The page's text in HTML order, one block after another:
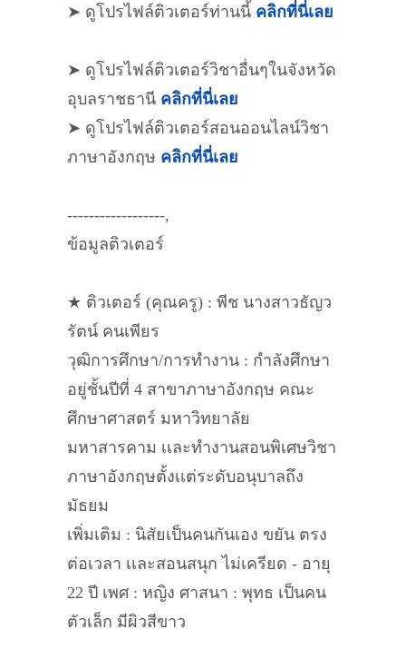
➤ ดูโปรไฟล์ติวเตอร์ท่านนี้ คลิกที่นี่เลย
➤ ดูโปรไฟล์ติวเตอร์วิชาอื่นๆในจังหวัด
อุบลราชธานี คลิกที่นี่เลย
➤ ดูโปรไฟล์ติวเตอร์สอนออนไลน์วิชา
ภาษาอังกฤษ คลิกที่นี่เลย
------------------,
ข้อมูลติวเตอร์
★ ติวเตอร์ (คุณครู) : พีช นางสาวธัญว
รัตน์ คนเพียร
วุฒิการศึกษา/การทำงาน : กำลังศึกษา
อยู่ชั้นปีที่ 4 สาขาภาษาอังกฤษ คณะ
ศึกษาศาสตร์ มหาวิทยาลัย
มหาสารคาม เเละทำงานสอนพิเศษวิชา
ภาษาอังกฤษตั้งเเต่ระดับอนุบาลถึง
มัธยม
เพิ่มเติม : นิสัยเป็นคนกันเอง ขยัน ตรง
ต่อเวลา เเละสอนสนุก ไม่เครียด - อายุ
22 ปี เพศ : หญิง ศาสนา : พุทธ เป็นคน
ตัวเล็ก มีผิวสีขาว